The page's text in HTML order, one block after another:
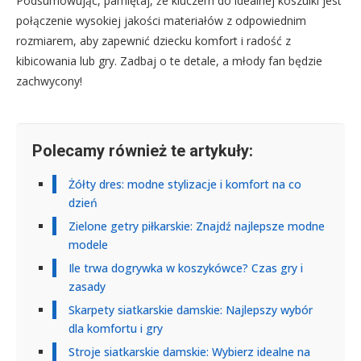
połączenie wysokiej jakości materiałów z odpowiednim
rozmiarem, aby zapewnić dziecku komfort i radość z
kibicowania lub gry. Zadbaj o te detale, a młody fan będzie
zachwycony!
Polecamy również te artykuły:
Żółty dres: modne stylizacje i komfort na co
dzień
Zielone getry piłkarskie: Znajdź najlepsze modne
modele
Ile trwa dogrywka w koszykówce? Czas gry i
zasady
Skarpety siatkarskie damskie: Najlepszy wybór
dla komfortu i gry
Stroje siatkarskie damskie: Wybierz idealne na